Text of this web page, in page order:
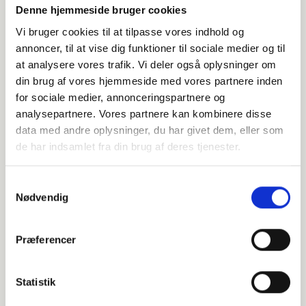
Denne hjemmeside bruger cookies
Vi bruger cookies til at tilpasse vores indhold og
annoncer, til at vise dig funktioner til sociale medier og til
at analysere vores trafik. Vi deler også oplysninger om
din brug af vores hjemmeside med vores partnere inden
for sociale medier, annonceringspartnere og
analysepartnere. Vores partnere kan kombinere disse
data med andre oplysninger, du har givet dem, eller som
de har indsamlet fra din brug af deres tjenester.
Nødvendig
Præferencer
Statistik
En vigtig rolle i et stærkt og værdidrevet team
Et professionelt arbejdsmiljø med fokus på kvalitet
og kundetilfredshed
Grundig oplæring i vores rådgivningskoncept,
systemer og kommunikationsmetoder
Gode udviklingsmuligheder – både fagligt og
personligt
Attraktiv lønmodel der tilpasses den enkelte profil
PensionsRådgiverne blev etableret i 2021, vi har siden
pensionsrådgivere, vi rådgiver mere end 4.300 private
kunder, som samlet har over 2.5 mia. kr. placeret i